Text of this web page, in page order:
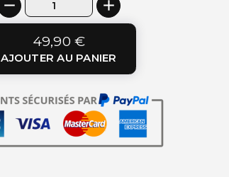
49,90 €
AJOUTER AU PANIER